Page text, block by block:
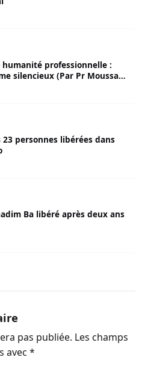
professionnelle :
silencieux (Par Pr Moussa
personnes libérées dans
Ba libéré après deux ans
pas publiée. Les champs
avec *